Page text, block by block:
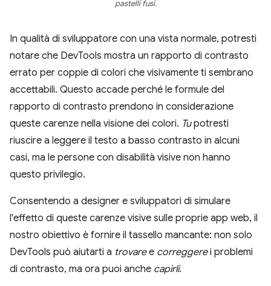
pastelli fusi.
In qualità di sviluppatore con una vista normale, potresti
notare che DevTools mostra un rapporto di contrasto
errato per coppie di colori che visivamente ti sembrano
accettabili. Questo accade perché le formule del
rapporto di contrasto prendono in considerazione
queste carenze nella visione dei colori. Tupotresti
riuscire a leggere il testo a basso contrasto in alcuni
casi, ma le persone con disabilità visive non hanno
questo privilegio.
Consentendo a designer e sviluppatori di simulare
l'effetto di queste carenze visive sulle proprie app web, il
nostro obiettivo è fornire il tassello mancante: non solo
DevTools può aiutarti a trovaree correggerei problemi
di contrasto, ma ora puoi anche capirli.